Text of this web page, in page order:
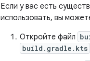
Если у вас есть
использовать, вы
Откройте файл
build.gradle.kts